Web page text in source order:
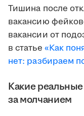
Тишина после
вакансию
вакансии от
в статье «Как
нет: разбираем
Какие
за молчанием